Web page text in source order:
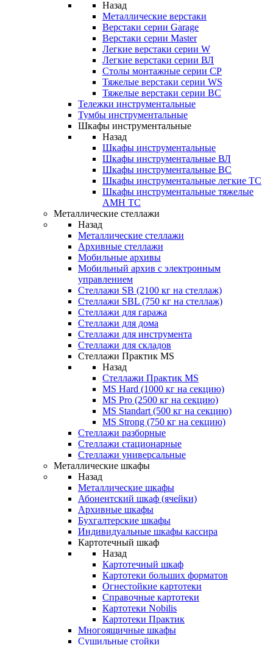
Назад
Металлические верстаки
Верстаки серии Garage
Верстаки серии Master
Легкие верстаки серии W
Легкие верстаки серии ВЛ
Столы монтажные серии СР
Тяжелые верстаки серии WS
Тяжелые верстаки серии ВС
Тележки инструментальные
Тумбы инструментальные
Шкафы инструментальные
Назад
Шкафы инструментальные
Шкафы инструментальные ВЛ
Шкафы инструментальные ВС
Шкафы инструментальные легкие ТС
Шкафы инструментальные тяжелые
AMH TC
Металлические стеллажи
Назад
Металлические стеллажи
Архивные стеллажи
Мобильные архивы
Мобильный архив с электронным
управлением
Стеллажи SB (2100 кг на стеллаж)
Стеллажи SBL (750 кг на стеллаж)
Стеллажи для гаража
Стеллажи для дома
Стеллажи для инструмента
Стеллажи для складов
Стеллажи Практик MS
Назад
Стеллажи Практик MS
MS Hard (1000 кг на секцию)
MS Pro (2500 кг на секцию)
MS Standart (500 кг на секцию)
MS Strong (750 кг на секцию)
Стеллажи разборные
Стеллажи стационарные
Стеллажи универсальные
Металлические шкафы
Назад
Металлические шкафы
Абонентский шкаф (ячейки)
Архивные шкафы
Бухгалтерские шкафы
Индивидуальные шкафы кассира
Картотечный шкаф
Назад
Картотечный шкаф
Картотеки больших форматов
Огнестойкие картотеки
Справочные картотеки
Картотеки Nobilis
Картотеки Практик
Многоящичные шкафы
Сушильные стойки